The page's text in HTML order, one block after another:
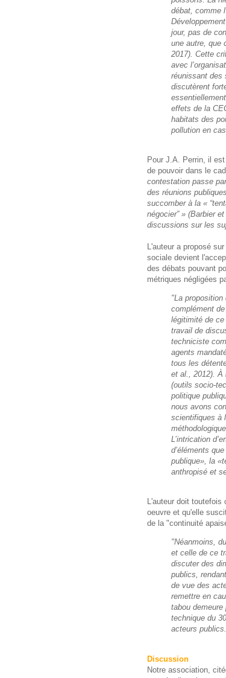
débat, comme
jour, pas de
une autre, que
2017). Cette
avec
réunissant des
discutèrent
effets de la
habitats des
pollution en
Pour J.A. Perrin, il
de pouvoir dans le
contestation passe
des réunions
succomber à la «
négocier” » (Barbier
discussions sur les
L'auteur a proposé
sociale devient
des débats pouvant
métriques négligées
"La proposition
complément
légitimité de ce
travail de
techniciste
agents
tous les
et al., 2012). À
(outils socio-
politique
nous avons
scientifiques à
L’intrication
d’éléments
publique», la
anthropisé et
L'auteur doit
oeuvre et qu'elle
de la "continuité
"Néanmoins,
et celle de ce
discuter des
publics,
de vue des
remettre en
tabou demeure
technique du
acteurs
Discussion
Notre association,